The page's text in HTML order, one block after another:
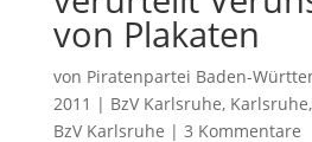
von Plakaten
von Piratenpartei Baden-
2011 | BzV Karlsruhe, Karlsruhe,
BzV Karlsruhe | 3 Kommentare